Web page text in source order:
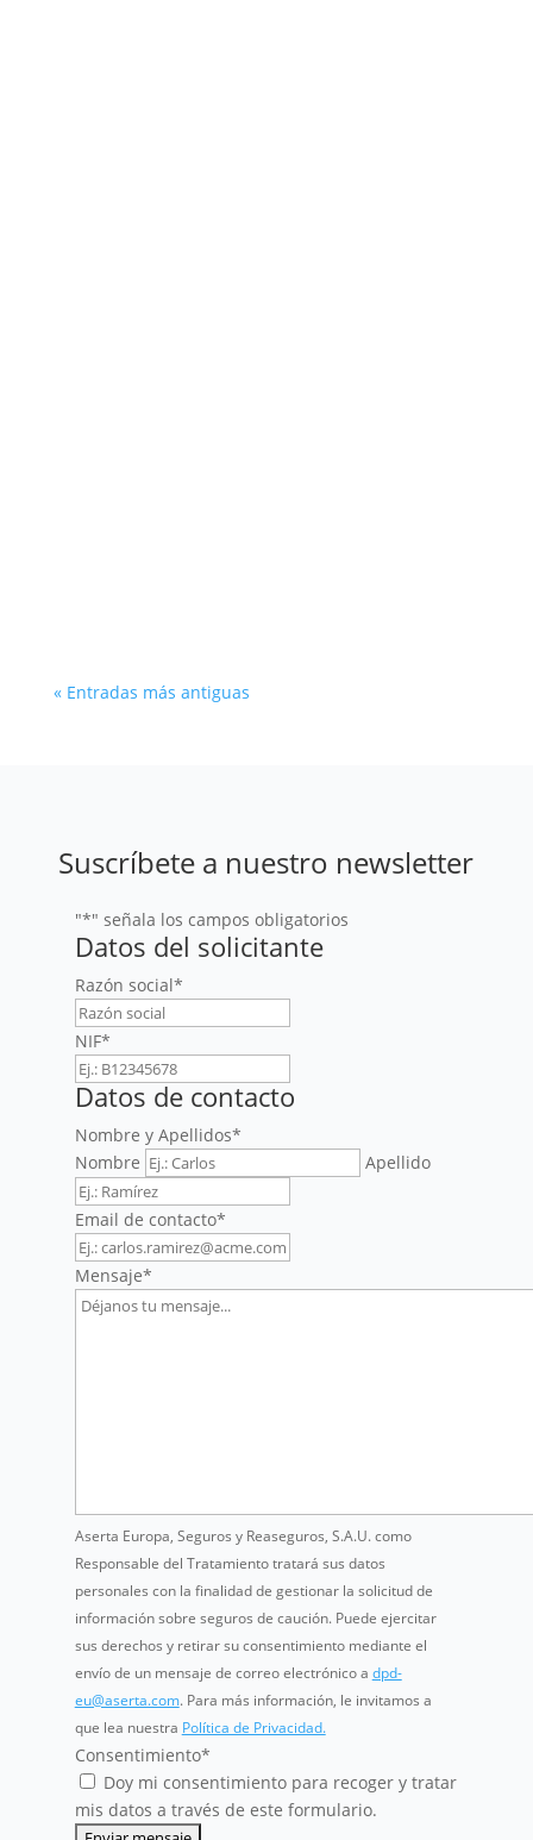
« Entradas más antiguas
Suscríbete a nuestro newsletter
"*" señala los campos obligatorios
Datos del solicitante
Razón social*
NIF*
Datos de contacto
Nombre y Apellidos*
Nombre
Apellido
Email de contacto*
Mensaje*
Aserta Europa, Seguros y Reaseguros, S.A.U. como
Responsable del Tratamiento tratará sus datos
personales con la finalidad de gestionar la solicitud de
información sobre seguros de caución. Puede ejercitar
sus derechos y retirar su consentimiento mediante el
envío de un mensaje de correo electrónico a dpd-
eu@aserta.com. Para más información, le invitamos a
que lea nuestra Política de Privacidad.
Consentimiento*
Doy mi consentimiento para recoger y tratar
mis datos a través de este formulario.